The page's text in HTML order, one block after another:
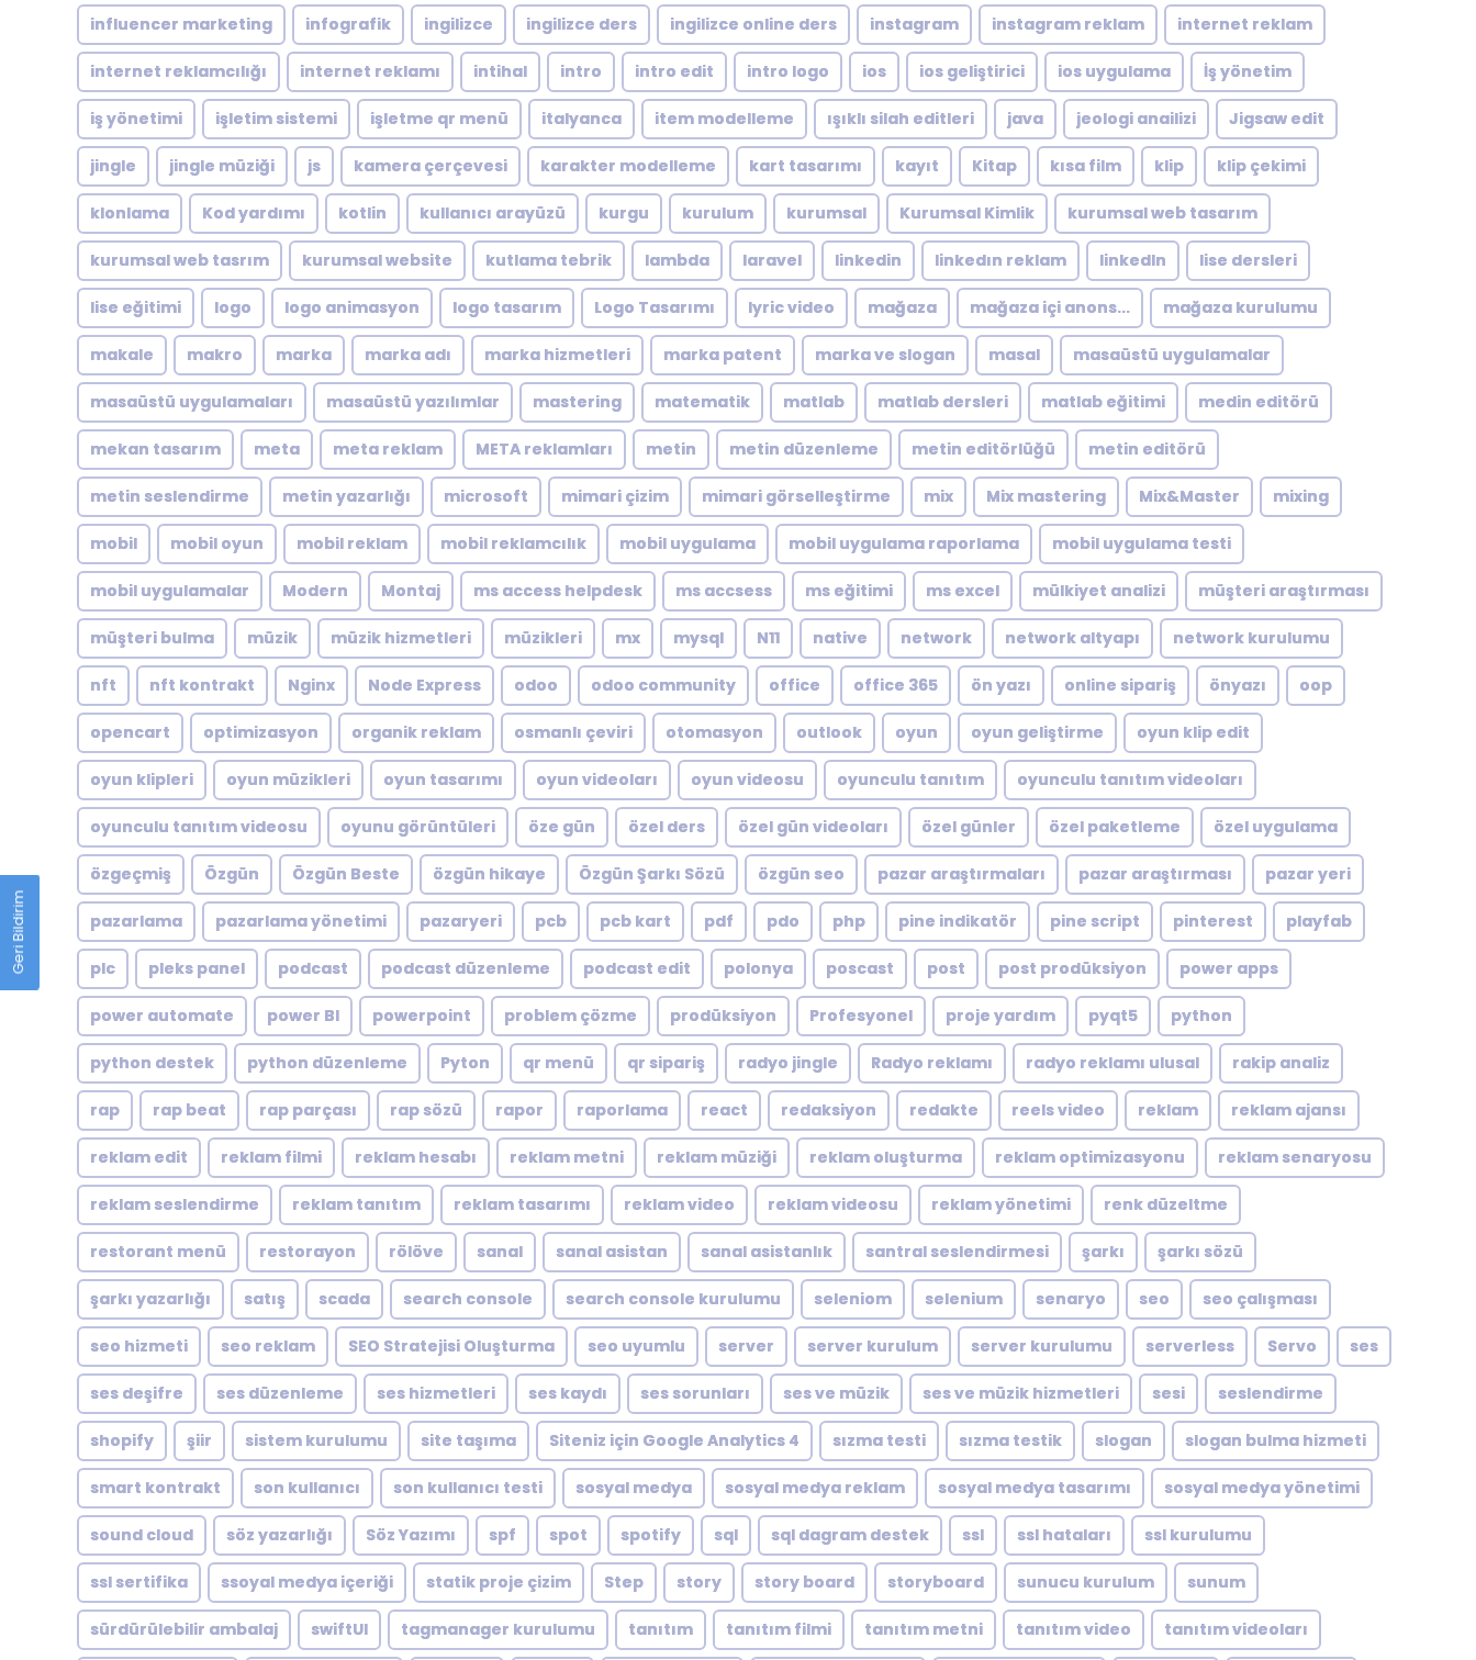
influencer marketing infografik ingilizce ingilizce ders ingilizce online ders instagram instagram reklam internet reklam
internet reklamcılığı internet reklamı intihal intro intro edit intro logo ios ios geliştirici ios uygulama İş yönetim
iş yönetimi işletim sistemi işletme qr menü italyanca item modelleme ışıklı silah editleri java jeologi anailizi Jigsaw edit
jingle jingle müziği js kamera çerçevesi karakter modelleme kart tasarımı kayıt Kitap kısa film klip klip çekimi
klonlama Kod yardımı kotlin kullanıcı arayüzü kurgu kurulum kurumsal Kurumsal Kimlik kurumsal web tasarım
kurumsal web tasrım kurumsal website kutlama tebrik lambda laravel linkedin linkedın reklam linkedln lise dersleri
lise eğitimi logo logo animasyon logo tasarım Logo Tasarımı lyric video mağaza mağaza içi anons... mağaza kurulumu
makale makro marka marka adı marka hizmetleri marka patent marka ve slogan masal masaüstü uygulamalar
masaüstü uygulamaları masaüstü yazılımlar mastering matematik matlab matlab dersleri matlab eğitimi medin editörü
mekan tasarım meta meta reklam META reklamları metin metin düzenleme metin editörlüğü metin editörü
metin seslendirme metin yazarlığı microsoft mimari çizim mimari görselleştirme mix Mix mastering Mix&Master mixing
mobil mobil oyun mobil reklam mobil reklamcılık mobil uygulama mobil uygulama raporlama mobil uygulama testi
mobil uygulamalar Modern Montaj ms access helpdesk ms accsess ms eğitimi ms excel mülkiyet analizi müşteri araştırması
müşteri bulma müzik müzik hizmetleri müzikleri mx mysql N11 native network network altyapı network kurulumu
nft nft kontrakt Nginx Node Express odoo odoo community office office 365 ön yazı online sipariş önyazı oop
opencart optimizasyon organik reklam osmanlı çeviri otomasyon outlook oyun oyun geliştirme oyun klip edit
oyun klipleri oyun müzikleri oyun tasarımı oyun videoları oyun videosu oyunculu tanıtım oyunculu tanıtım videoları
oyunculu tanıtım videosu oyunu görüntüleri öze gün özel ders özel gün videoları özel günler özel paketleme özel uygulama
özgeçmiş Özgün Özgün Beste özgün hikaye Özgün Şarkı Sözü özgün seo pazar araştırmaları pazar araştırması pazar yeri
pazarlama pazarlama yönetimi pazaryeri pcb pcb kart pdf pdo php pine indikatör pine script pinterest playfab
plc pleks panel podcast podcast düzenleme podcast edit polonya poscast post post prodüksiyon power apps
power automate power BI powerpoint problem çözme prodüksiyon Profesyonel proje yardım pyqt5 python
python destek python düzenleme Pyton qr menü qr sipariş radyo jingle Radyo reklamı radyo reklamı ulusal rakip analiz
rap rap beat rap parçası rap sözü rapor raporlama react redaksiyon redakte reels video reklam reklam ajansı
reklam edit reklam filmi reklam hesabı reklam metni reklam müziği reklam oluşturma reklam optimizasyonu reklam senaryosu
reklam seslendirme reklam tanıtım reklam tasarımı reklam video reklam videosu reklam yönetimi renk düzeltme
restorant menü restorayon rölöve sanal sanal asistan sanal asistanlık santral seslendirmesi şarkı şarkı sözü
şarkı yazarlığı satış scada search console search console kurulumu seleniom selenium senaryo seo seo çalışması
seo hizmeti seo reklam SEO Stratejisi Oluşturma seo uyumlu server server kurulum server kurulumu serverless Servo ses
ses deşifre ses düzenleme ses hizmetleri ses kaydı ses sorunları ses ve müzik ses ve müzik hizmetleri sesi seslendirme
shopify şiir sistem kurulumu site taşıma Siteniz için Google Analytics 4 sızma testi sızma testik slogan slogan bulma hizmeti
smart kontrakt son kullanıcı son kullanıcı testi sosyal medya sosyal medya reklam sosyal medya tasarımı sosyal medya yönetimi
sound cloud söz yazarlığı Söz Yazımı spf spot spotify sql sql dagram destek ssl ssl hataları ssl kurulumu
ssl sertifika ssoyal medya içeriği statik proje çizim Step story story board storyboard sunucu kurulum sunum
sürdürülebilir ambalaj swiftUI tagmanager kurulumu tanıtım tanıtım filmi tanıtım metni tanıtım video tanıtım videoları
Geri Bildirim